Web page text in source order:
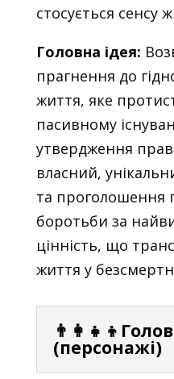
стосується сенсу
Головна ідея:
прагнення до
життя, яке
пасивному
утвердження
власний,
та проголошення
боротьби за
цінність, що
життя у
(персонажі)